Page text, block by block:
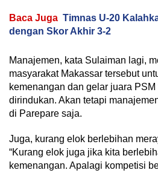
Baca Juga Timnas U-20
dengan Skor Akhir 3-2
Manajemen, kata Sulaiman lagi,
masyarakat Makassar tersebut
kemenangan dan gelar juara
dirindukan. Akan tetapi
di Parepare saja.
Juga, kurang elok berlebihan
“Kurang elok juga jika kita
kemenangan. Apalagi kompetisi